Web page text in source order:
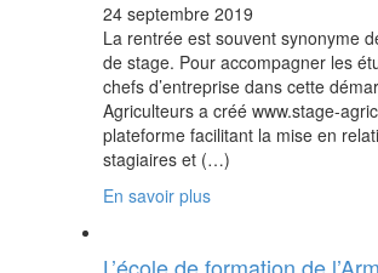
24 septembre 2019
La rentrée est souvent synonyme
de stage. Pour accompagner les
chefs d’entreprise dans cette
Agriculteurs a créé www.stage-
plateforme facilitant la mise en
stagiaires et (…)
En savoir plus